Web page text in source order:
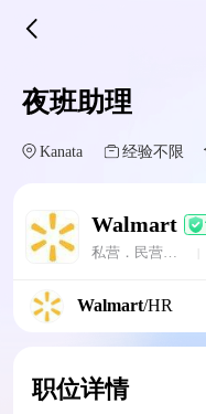
夜班助理
Kanata 经验不限
Walmart
Walmart/HR
职位详情